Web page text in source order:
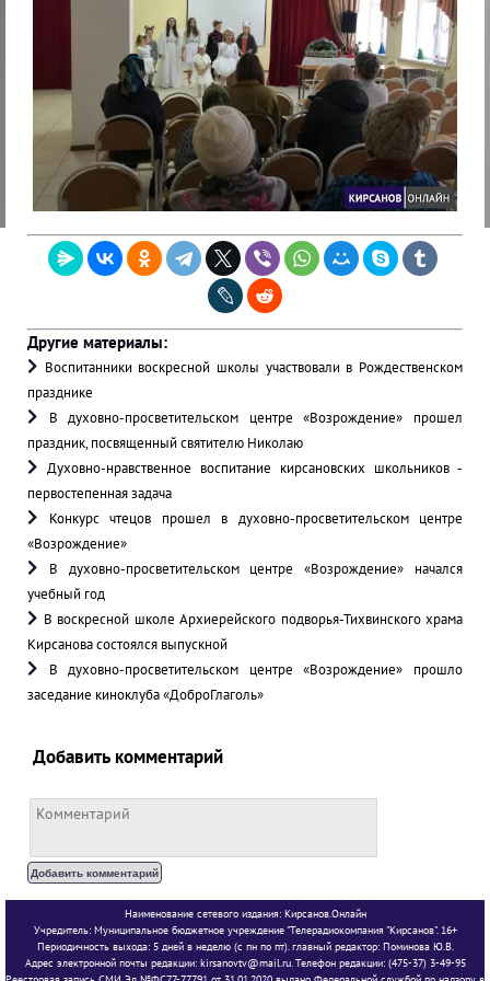
Другие материалы:
Воспитанники воскресной школы участвовали в Рождественском
празднике
В духовно-просветительском центре «Возрождение» прошел
праздник, посвященный святителю Николаю
Духовно-нравственное воспитание кирсановских школьников -
первостепенная задача
Конкурс чтецов прошел в духовно-просветительском центре
«Возрождение»
В духовно-просветительском центре «Возрождение» начался
учебный год
В воскресной школе Архиерейского подворья-Тихвинского храма
Кирсанова состоялся выпускной
В духовно-просветительском центре «Возрождение» прошло
заседание киноклуба «ДоброГлаголь»
Добавить комментарий
Наименование сетевого издания: Кирсанов.Онлайн
Учредитель: Муниципальное бюджетное учреждение "Телерадиокомпания "Кирсанов". 16+
Периодичность выхода: 5 дней в неделю (с пн по пт). главный редактор: Поминова Ю.В.
Адрес электронной почты редакции: kirsanovtv@mail.ru. Телефон редакции: (475-37) 3-49-95